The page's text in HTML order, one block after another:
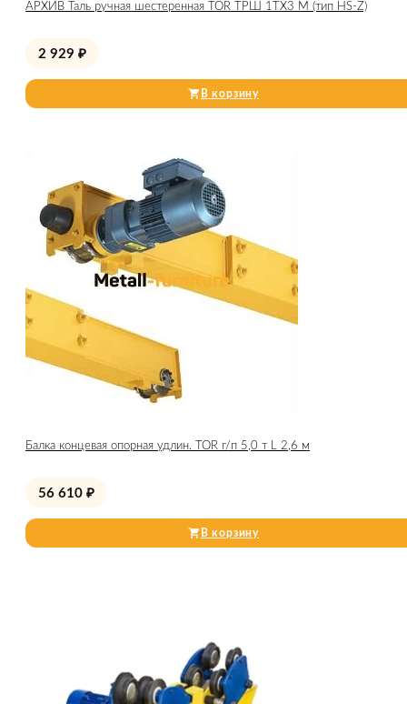
АРХИВ Таль ручная шестеренная TOR ТРШ 1ТХ3 М (тип HS-Z)
2 929 ₽
В корзину
Балка концевая опорная удлин. TOR г/п 5,0 т L 2,6 м
56 610 ₽
В корзину